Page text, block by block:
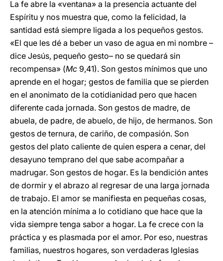
La fe abre la «ventana» a la presencia actuante del
Espíritu y nos muestra que, como la felicidad, la
santidad está siempre ligada a los pequeños gestos.
«El que les dé a beber un vaso de agua en mi nombre –
dice Jesús, pequeño gesto– no se quedará sin
recompensa» (Mc 9,41). Son gestos mínimos que uno
aprende en el hogar; gestos de familia que se pierden
en el anonimato de la cotidianidad pero que hacen
diferente cada jornada. Son gestos de madre, de
abuela, de padre, de abuelo, de hijo, de hermanos. Son
gestos de ternura, de cariño, de compasión. Son
gestos del plato caliente de quien espera a cenar, del
desayuno temprano del que sabe acompañar a
madrugar. Son gestos de hogar. Es la bendición antes
de dormir y el abrazo al regresar de una larga jornada
de trabajo. El amor se manifiesta en pequeñas cosas,
en la atención mínima a lo cotidiano que hace que la
vida siempre tenga sabor a hogar. La fe crece con la
práctica y es plasmada por el amor. Por eso, nuestras
familias, nuestros hogares, son verdaderas Iglesias